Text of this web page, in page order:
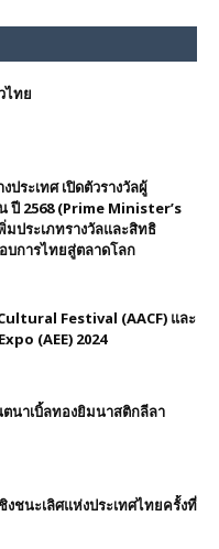
ไทย
ประเทศ เปิดตัวรางวัลผู้
ปี 2568 (Prime Minister’s
ประเภทรางวัลและสิทธิ
บการไทยสู่ตลาดโลก
Festival (AACF) และ
(AEE) 2024
นาเบิ้ลทองยิมนาสติกลีลา
งชนะเลิศแห่งประเทศไทยครั้งที่